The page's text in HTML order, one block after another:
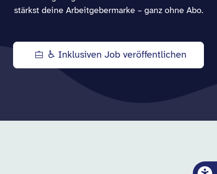
stärkst deine Arbeitgebermarke – ganz ohne Abo.
♿ Inklusiven Job veröffentlichen